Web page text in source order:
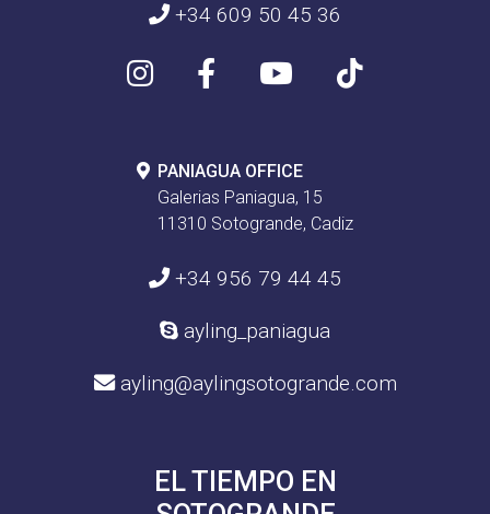
+34 609 50 45 36
PANIAGUA OFFICE
Galerias Paniagua, 15
11310 Sotogrande, Cadiz
+34 956 79 44 45
ayling_paniagua
ayling@aylingsotogrande.com
EL TIEMPO EN